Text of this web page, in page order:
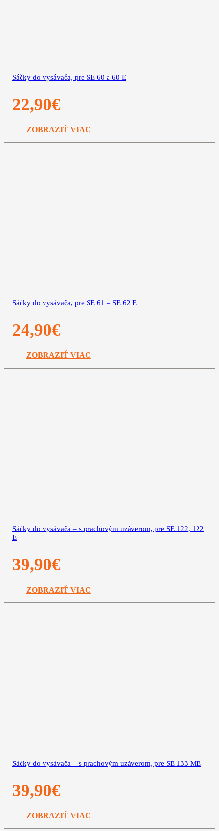
Sáčky do vysávača, pre SE 60 a 60 E
22,90€
ZOBRAZIŤ VIAC
Sáčky do vysávača, pre SE 61 – SE 62 E
24,90€
ZOBRAZIŤ VIAC
Sáčky do vysávača – s prachovým uzáverom, pre SE 122, 122
E
39,90€
ZOBRAZIŤ VIAC
Sáčky do vysávača – s prachovým uzáverom, pre SE 133 ME
39,90€
ZOBRAZIŤ VIAC